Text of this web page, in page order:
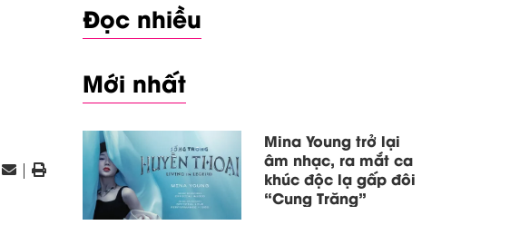
|
Đọc nhiều
Mới nhất
Mina Young trở lại
âm nhạc, ra mắt ca
khúc độc lạ gấp đôi
“Cung Trăng”